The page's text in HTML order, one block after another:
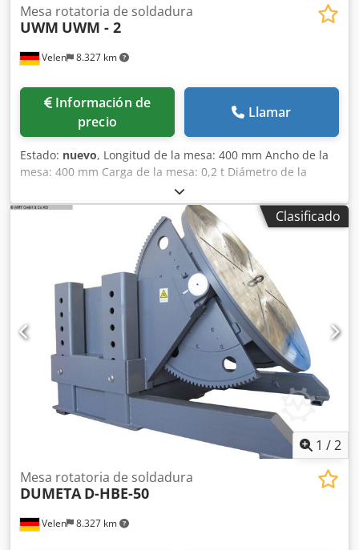
Velen 8.327 km
Mesa rotatoria de soldadura
UWM UWM - 2
Información de
precio
Llamar
Estado: nuevo, Longitud de la mesa: 400 mm Ancho de la
mesa: 400 mm Carga de la mesa: 0,2 t Diámetro de la
mesa: 400 mm Rango de giro: 90 grados Dedpfx Amofv Azzj
Aock Velocidad: 0,2 - 2 RPM, ajustable de forma continua
Carga vertical de la mesa: 100 kg Potencia total requerida:
220 kW Peso de la máquina: aprox. 0,065 t Espacio
requerido: aprox. 0,56 x 0,42 x 0,46 m Mesa giratoria de
soldadura con: - Interruptor de pedal - Inclinación/giro
manual - Velocidad ajustable de forma continua -
Capacidad de transmisión de corriente de soldadura de
400 amperios Máquina de demostración. La
documentación está disponible solo en inglés.
Clasificado
1 /2
Velen 8.327 km
Mesa rotatoria de soldadura
DUMETA D-HBE-50